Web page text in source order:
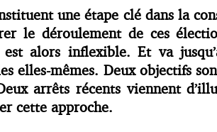
une étape clé dans la
le déroulement de ces
alors inflexible. Et va
elles-mêmes. Deux objectifs
arrêts récents viennent
cette approche.